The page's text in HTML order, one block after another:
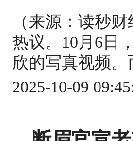
（来源：读秒
热议。10月6日
欣的写真视频
2025-10-09